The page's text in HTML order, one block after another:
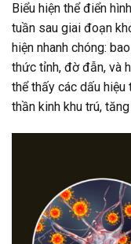
Biểu hiện thể điển
tuần sau giai đoạn
hiện nhanh chóng:
thức tỉnh, đờ đẫn, và
thể thấy các dấu hiệu
thần kinh khu trú,